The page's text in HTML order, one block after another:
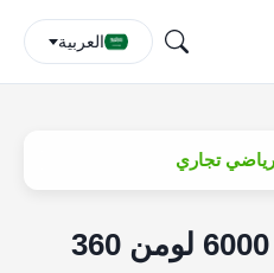
العربية
مشروع مشاهدة كأس العالم 2026 غامر حل 6000 لومن 360